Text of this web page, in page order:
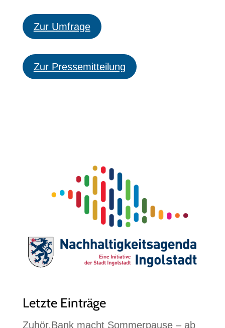
Zur Umfrage
Zur Pressemitteilung
Letzte Einträge
Zuhör.Bank macht Sommerpause – ab